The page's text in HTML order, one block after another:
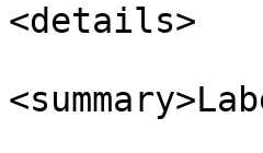
<details>